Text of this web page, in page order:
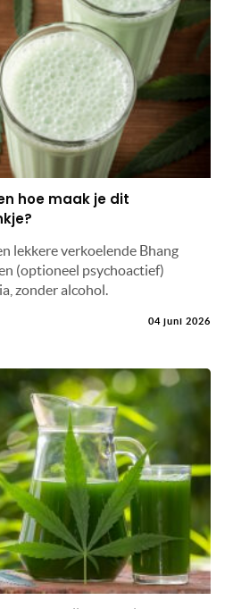
hoe maak je dit
lekkere verkoelende Bhang
(optioneel psychoactief)
zonder alcohol.
04 juni 2026